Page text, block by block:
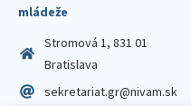
mládeže
Stromová 1, 831 01
Bratislava
sekretariat.gr@nivam.sk